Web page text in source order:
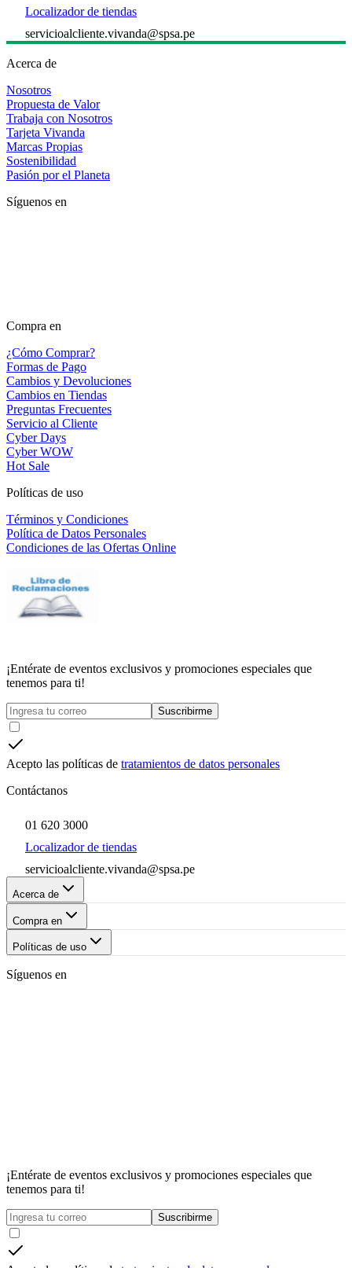
Localizador de tiendas
servicioalcliente.vivanda@spsa.pe
Acerca de
Nosotros
Propuesta de Valor
Trabaja con Nosotros
Tarjeta Vivanda
Marcas Propias
Sostenibilidad
Pasión por el Planeta
Síguenos en
Compra en
¿Cómo Comprar?
Formas de Pago
Cambios y Devoluciones
Cambios en Tiendas
Preguntas Frecuentes
Servicio al Cliente
Cyber Days
Cyber WOW
Hot Sale
Políticas de uso
Términos y Condiciones
Política de Datos Personales
Condiciones de las Ofertas Online
¡Entérate de eventos exclusivos y promociones especiales que
tenemos para ti!
Suscribirme
Acepto las políticas de tratamientos de datos personales
Contáctanos
01 620 3000
Localizador de tiendas
servicioalcliente.vivanda@spsa.pe
Acerca de
Compra en
Políticas de uso
Síguenos en
¡Entérate de eventos exclusivos y promociones especiales que
tenemos para ti!
Suscribirme